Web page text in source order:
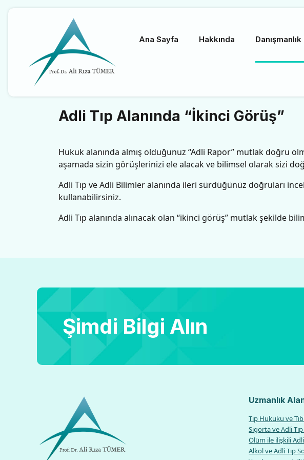
Ana Sayfa Hakkında
Adli Tıp Alanında “İkinci Görüş”
Hukuk alanında almış olduğunuz “Adli Rapor” mutlak doğru
aşamada sizin görüşlerinizi ele alacak ve bilimsel olarak sizi
Adli Tıp ve Adli Bilimler alanında ileri sürdüğünüz doğruları
kullanabilirsiniz.
Adli Tıp alanında alınacak olan “ikinci görüş” mutlak şekilde
Şimdi Bilgi Alın
Uzmanlık
Tıp Hukuku ve
Sigorta ve Adli
Ölüm ile ilişkili
Alkol ve Adli Tıp